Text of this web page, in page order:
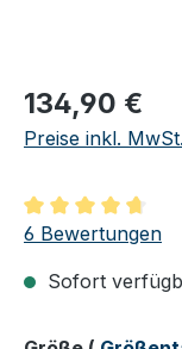
Regulärer Preis:
134,90 €
Preise inkl.
6 Bewertungen
Sofort